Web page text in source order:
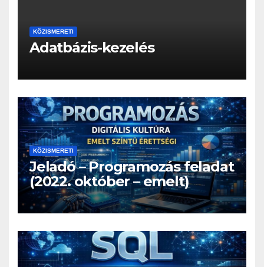
KÖZISMERETI
Adatbázis-kezelés
KÖZISMERETI
Jeladó – Programozás feladat
(2022. október – emelt)